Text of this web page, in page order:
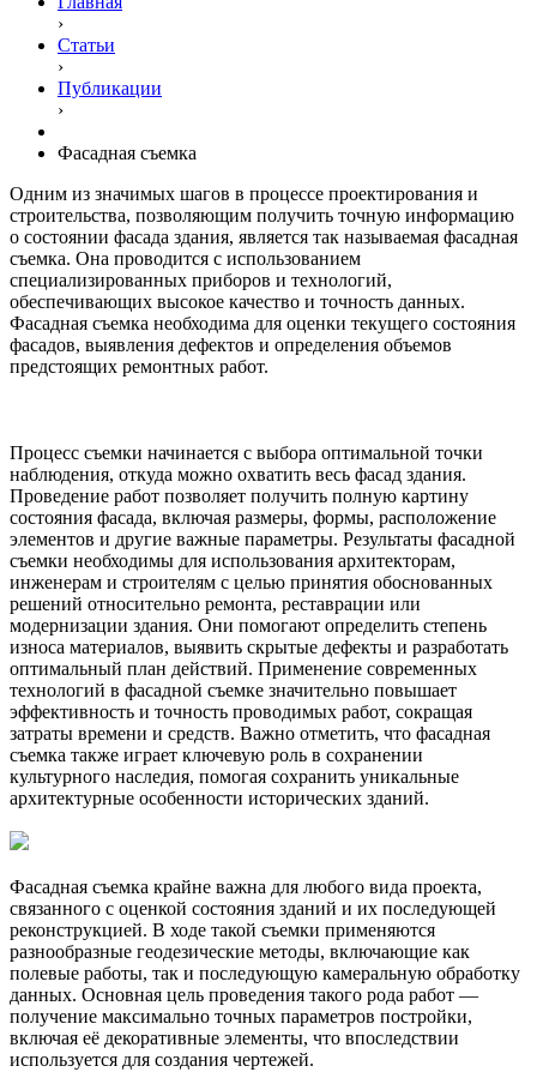
›
Статьи
›
Публикации
›
Фасадная съемка
Одним из значимых шагов в процессе проектирования и
строительства, позволяющим получить точную информацию
о состоянии фасада здания, является так называемая фасадная
съемка. Она проводится с использованием
специализированных приборов и технологий,
обеспечивающих высокое качество и точность данных.
Фасадная съемка необходима для оценки текущего состояния
фасадов, выявления дефектов и определения объемов
предстоящих ремонтных работ.
Процесс съемки начинается с выбора оптимальной точки
наблюдения, откуда можно охватить весь фасад здания.
Проведение работ позволяет получить полную картину
состояния фасада, включая размеры, формы, расположение
элементов и другие важные параметры. Результаты фасадной
съемки необходимы для использования архитекторам,
инженерам и строителям с целью принятия обоснованных
решений относительно ремонта, реставрации или
модернизации здания. Они помогают определить степень
износа материалов, выявить скрытые дефекты и разработать
оптимальный план действий. Применение современных
технологий в фасадной съемке значительно повышает
эффективность и точность проводимых работ, сокращая
затраты времени и средств. Важно отметить, что фасадная
съемка также играет ключевую роль в сохранении
культурного наследия, помогая сохранить уникальные
архитектурные особенности исторических зданий.
Фасадная съемка крайне важна для любого вида проекта,
связанного с оценкой состояния зданий и их последующей
реконструкцией. В ходе такой съемки применяются
разнообразные геодезические методы, включающие как
полевые работы, так и последующую камеральную обработку
данных. Основная цель проведения такого рода работ —
получение максимально точных параметров постройки,
включая её декоративные элементы, что впоследствии
используется для создания чертежей.